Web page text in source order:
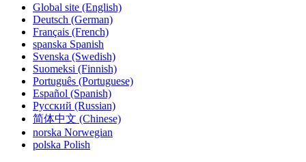
Global site (English)
Deutsch (German)
Français (French)
spanska Spanish
Svenska (Swedish)
Suomeksi (Finnish)
Português (Portuguese)
Español (Spanish)
Русский (Russian)
简体中文 (Chinese)
norska Norwegian
polska Polish